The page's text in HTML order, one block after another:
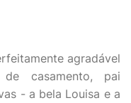
agradável
casamento, pai
- a bela Louisa e a